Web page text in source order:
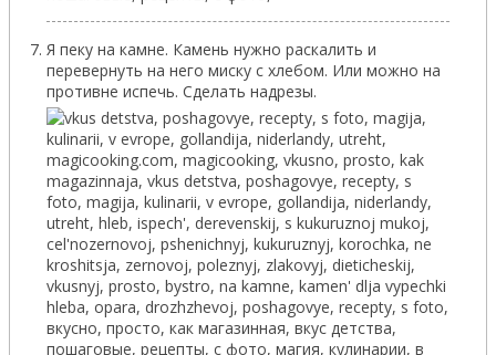
Я пеку на камне. Камень нужно раскалить и
перевернуть на него миску с хлебом. Или можно на
противне испечь. Сделать надрезы.